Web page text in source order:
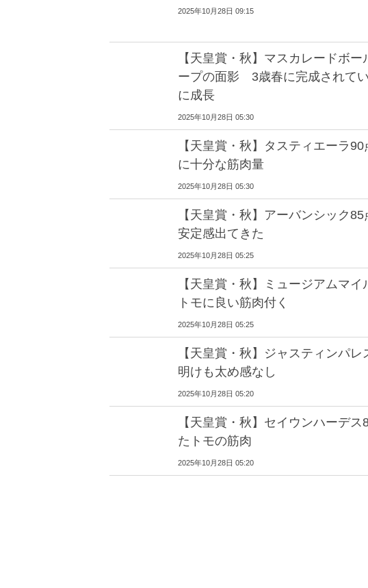
2025年10月28日 09:15
【天皇賞・秋】マスカレードボ
ープの面影 3歳春に完成されて
に成長
2025年10月28日 05:30
【天皇賞・秋】タスティエーラ
に十分な筋肉量
2025年10月28日 05:30
【天皇賞・秋】アーバンシック
安定感出てきた
2025年10月28日 05:25
【天皇賞・秋】ミュージアムマ
トモに良い筋肉付く
2025年10月28日 05:25
【天皇賞・秋】ジャスティンパ
明けも太め感なし
2025年10月28日 05:20
【天皇賞・秋】セイウンハーデ
たトモの筋肉
2025年10月28日 05:20